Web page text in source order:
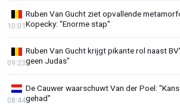
Ruben Van Gucht ziet opvallende
Kopecky: "Enorme stap"
10:01
Ruben Van Gucht krijgt pikante rol naast
geen Judas"
09:23
De Cauwer waarschuwt Van der Poel:
gehad"
08:44